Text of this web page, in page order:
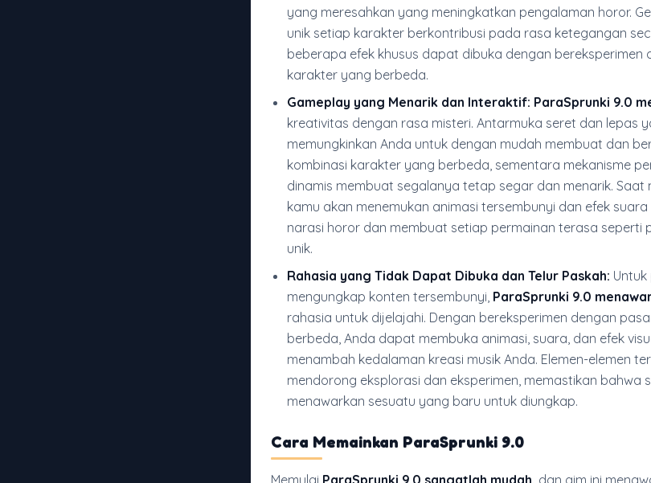
yang meresahkan yang meningkatkan pengalaman horor.
unik setiap karakter berkontribusi pada rasa ketegangan
beberapa efek khusus dapat dibuka dengan bereksperimen
karakter yang berbeda.
Gameplay yang Menarik dan Interaktif: ParaSprunki 9.0
kreativitas dengan rasa misteri. Antarmuka seret dan lepas
memungkinkan Anda untuk dengan mudah membuat dan
kombinasi karakter yang berbeda, sementara mekanisme
dinamis membuat segalanya tetap segar dan menarik. Saat
kamu akan menemukan animasi tersembunyi dan efek
narasi horor dan membuat setiap permainan terasa seperti
unik.
Rahasia yang Tidak Dapat Dibuka dan Telur Paskah:
mengungkap konten tersembunyi, ParaSprunki 9.0
rahasia untuk dijelajahi. Dengan bereksperimen dengan
berbeda, Anda dapat membuka animasi, suara, dan efek
menambah kedalaman kreasi musik Anda. Elemen-elemen
mendorong eksplorasi dan eksperimen, memastikan bahwa
menawarkan sesuatu yang baru untuk diungkap.
Cara Memainkan ParaSprunki 9.0
Memulai ParaSprunki 9.0 sangatlah mudah, dan gim ini